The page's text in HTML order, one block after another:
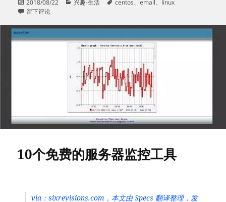
发
布
2018/08/22
分
兴趣-生活
标
centos、email、 linux
于检测mysql是否运行，如崩溃自动重启
留下评论
10个免费的服务器监控工具
via：sixrevisions.com，本文由 Specs 翻译整理，发